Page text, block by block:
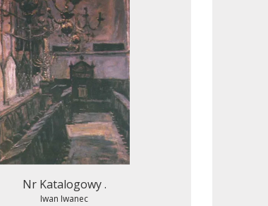
Nr Katalogowy .
Iwan Iwanec